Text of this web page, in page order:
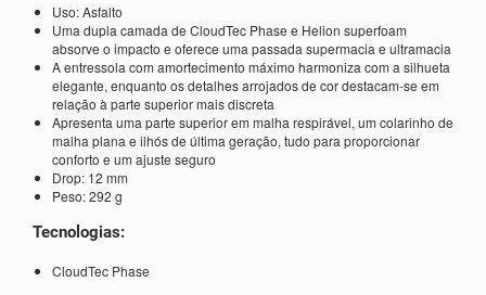
Uso: Asfalto
Uma dupla camada de CloudTec Phase e Helion superfoam
absorve o impacto e oferece uma passada supermacia e ultramacia
A entressola com amortecimento máximo harmoniza com a silhueta
elegante, enquanto os detalhes arrojados de cor destacam-se em
relação à parte superior mais discreta
Apresenta uma parte superior em malha respirável, um colarinho de
malha plana e ilhós de última geração, tudo para proporcionar
conforto e um ajuste seguro
Drop: 12 mm
Peso: 292 g
Tecnologias:
CloudTec Phase